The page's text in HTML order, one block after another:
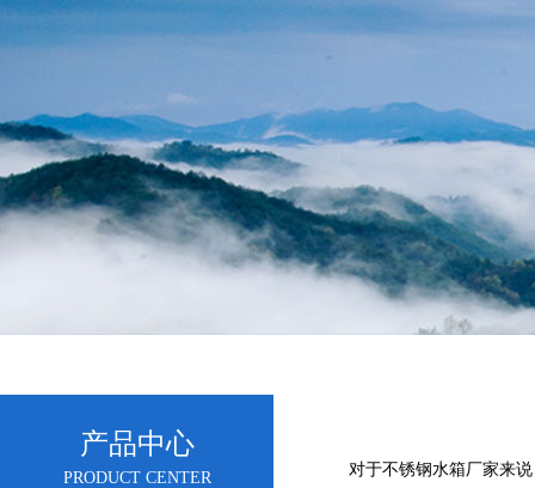
产品中心
PRODUCT CENTER 对于不锈钢水箱厂家来说